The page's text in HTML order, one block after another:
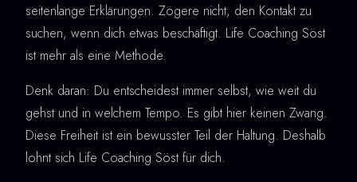
seitenlange Erklärungen. Zögere nicht, den Kontakt zu
suchen, wenn dich etwas beschäftigt. Life Coaching Söst
ist mehr als eine Methode.
Denk daran: Du entscheidest immer selbst, wie weit du
gehst und in welchem Tempo. Es gibt hier keinen Zwang.
Diese Freiheit ist ein bewusster Teil der Haltung. Deshalb
lohnt sich Life Coaching Söst für dich.